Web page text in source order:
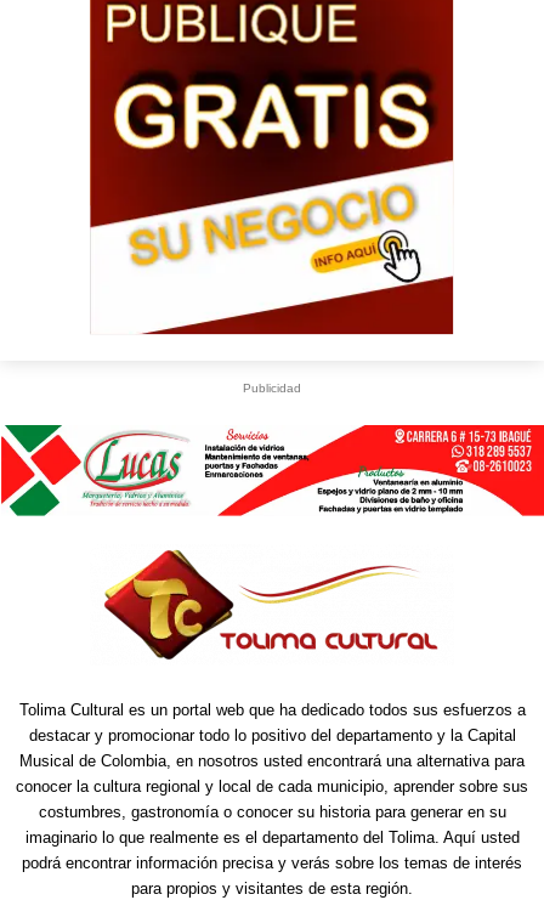
Publicidad
Tolima Cultural es un portal web que ha dedicado todos sus esfuerzos a
destacar y promocionar todo lo positivo del departamento y la Capital
Musical de Colombia, en nosotros usted encontrará una alternativa para
conocer la cultura regional y local de cada municipio, aprender sobre sus
costumbres, gastronomía o conocer su historia para generar en su
imaginario lo que realmente es el departamento del Tolima. Aquí usted
podrá encontrar información precisa y verás sobre los temas de interés
para propios y visitantes de esta región.